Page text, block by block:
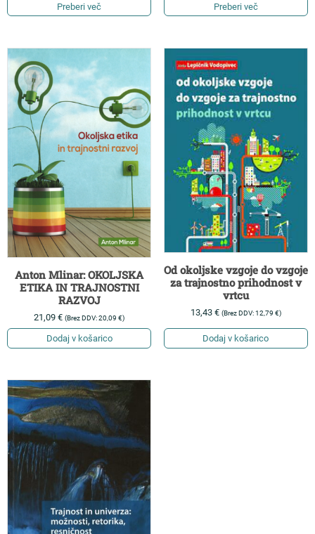
Preberi več Preberi več
Anton Mlinar: OKOLJSKA
ETIKA IN TRAJNOSTNI
RAZVOJ
21,09€ (Brez DDV:20,09€)
Dodaj v košarico
Od okoljske vzgoje do vzgoje
za trajnostno prihodnost v
vrtcu
13,43 € (Brez DDV:12,79 €)
Dodaj v košarico